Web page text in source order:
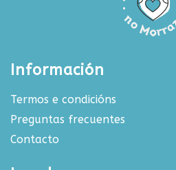
Información
Termos e condicións
Preguntas frecuentes
Contacto